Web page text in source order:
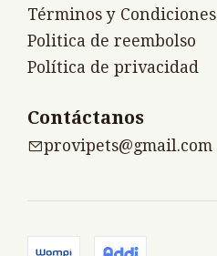
Términos y Condiciones
Politica de reembolso
Política de privacidad
Contáctanos
provipets@gmail.com